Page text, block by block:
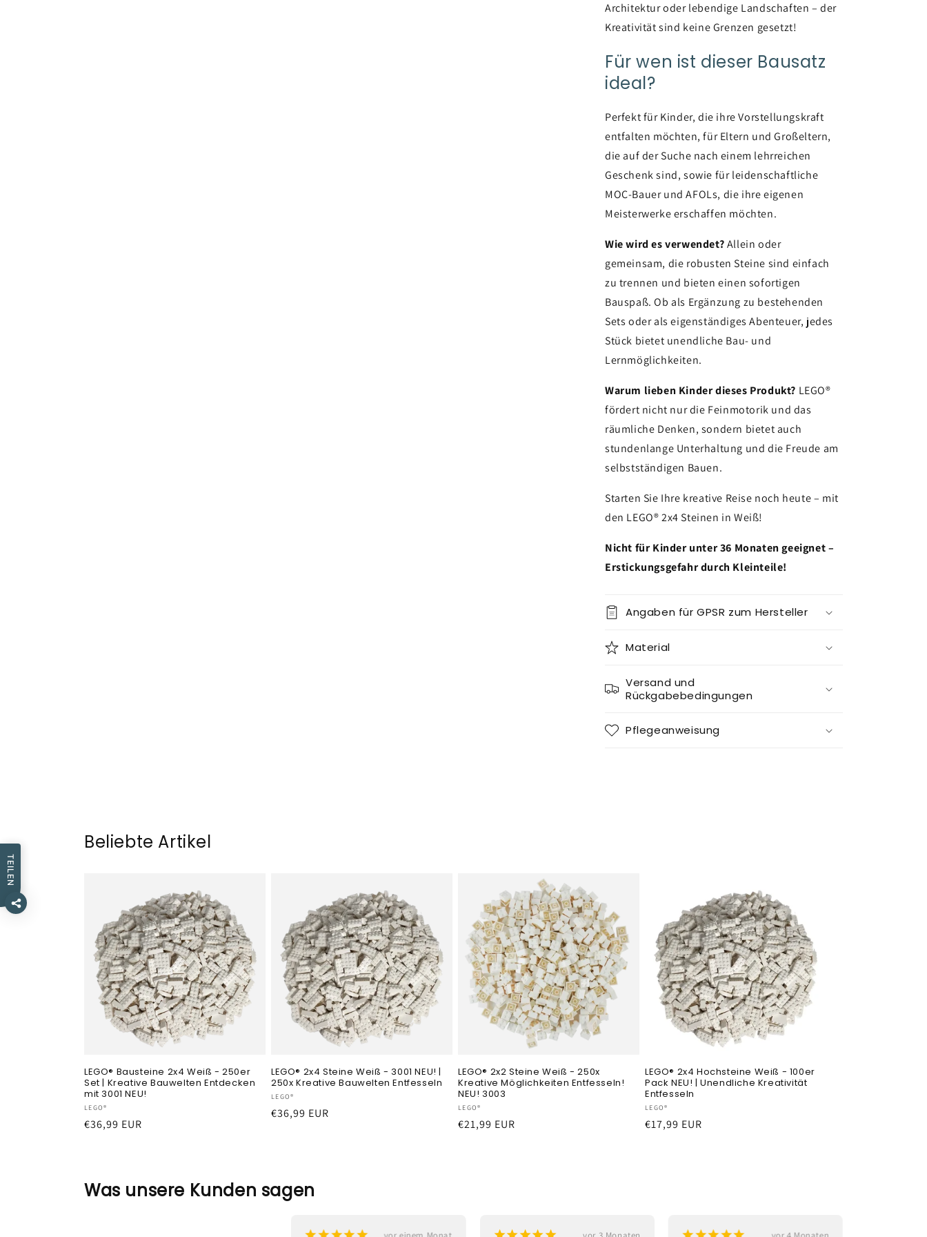
Architektur oder lebendige Landschaften – der
Kreativität sind keine Grenzen gesetzt!
Für wen ist dieser Bausatz
ideal?
Perfekt für Kinder, die ihre Vorstellungskraft
entfalten möchten, für Eltern und Großeltern,
die auf der Suche nach einem lehrreichen
Geschenk sind, sowie für leidenschaftliche
MOC-Bauer und AFOLs, die ihre eigenen
Meisterwerke erschaffen möchten.
Wie wird es verwendet?Allein oder
gemeinsam, die robusten Steine sind einfach
zu trennen und bieten einen sofortigen
Bauspaß. Ob als Ergänzung zu bestehenden
Sets oder als eigenständiges Abenteuer, jedes
Stück bietet unendliche Bau- und
Lernmöglichkeiten.
Warum lieben Kinder dieses Produkt? LEGO®
fördert nicht nur die Feinmotorik und das
räumliche Denken, sondern bietet auch
stundenlange Unterhaltung und die Freude am
selbstständigen Bauen.
Starten Sie Ihre kreative Reise noch heute – mit
den LEGO® 2x4 Steinen in Weiß!
Nicht für Kinder unter 36 Monaten geeignet –
Erstickungsgefahr durch Kleinteile!
Angaben für GPSR zum Hersteller
Material
Versand und
Rückgabebedingungen
Pflegeanweisung
Beliebte Artikel
LEGO® Bausteine 2x4 Weiß - 250er
Set | Kreative Bauwelten Entdecken
mit 3001 NEU!
Anbieter:
LEGO®
Normaler
€36,99 EUR
LEGO® 2x4 Steine Weiß - 3001 NEU! |
250x Kreative Bauwelten Entfesseln
Anbieter:
LEGO®
Normaler
€36,99 EUR
LEGO® 2x2 Steine Weiß - 250x
Kreative Möglichkeiten Entfesseln!
NEU! 3003
Anbieter:
LEGO®
Normaler
€21,99 EUR
LEGO® 2x4 Hochsteine Weiß - 100er
Pack NEU! | Unendliche Kreativität
Entfesseln
Anbieter:
LEGO®
Normaler
€17,99 EUR
Was unsere Kunden sagen
¡¡¡¡¡ ¡¡¡¡¡ ¡¡¡¡¡
TEILEN